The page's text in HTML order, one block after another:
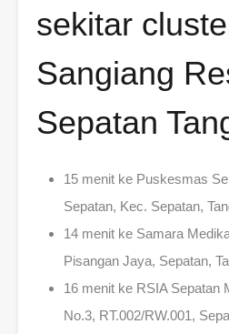
sekitar
Sangiang
Sepatan
15 menit ke Puskesmas
Sepatan, Kec. Sepatan,
14 menit ke Samara
Pisangan Jaya, Sepatan,
16 menit ke RSIA Sepatan
No.3, RT.002/RW.001,